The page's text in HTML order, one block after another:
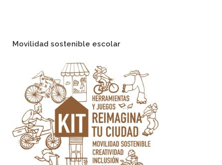
Movilidad sostenible escolar